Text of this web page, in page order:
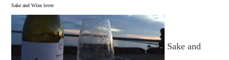
Sake and Wine lover
Sake and